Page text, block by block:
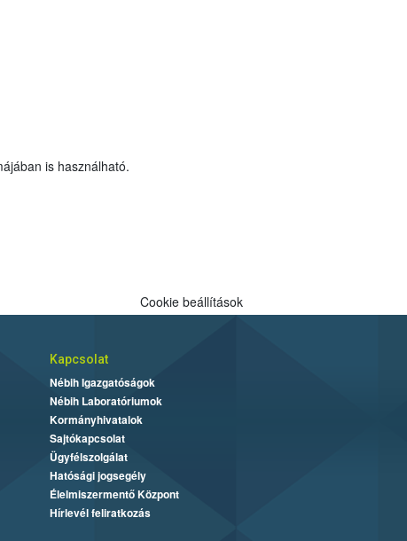
is használható.
Cookie beállítások
Kapcsolat
Nébih Igazgatóságok
Nébih Laboratóriumok
Kormányhivatalok
Sajtókapcsolat
Ügyfélszolgálat
Hatósági jogsegély
Élelmiszermentő Központ
Hírlevél feliratkozás